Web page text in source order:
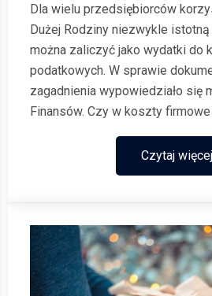
Dla wielu przedsiębiorców
Dużej Rodziny niezwykle
można zaliczyć jako wydatki do
podatkowych. W sprawie
zagadnienia wypowiedziało się
Finansów. Czy w koszty firmowe
Czytaj więcej